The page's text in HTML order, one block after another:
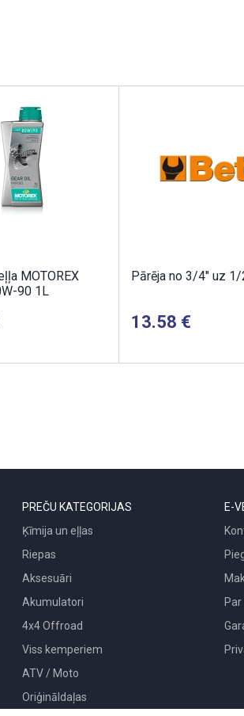
MOTOREX
90 1L
Pārēja no 3/4" uz 1/
13.58
PREČU KATEGORIJAS
Ķīmija un eļļas
Riepas
Aksesuāri
Akumulatori
4x4 Offroad
Viss kemperiem
ATV / Moto
Oriģināldaļas
E-